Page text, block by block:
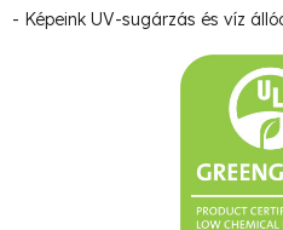
- Képeink UV-sugárzás és víz